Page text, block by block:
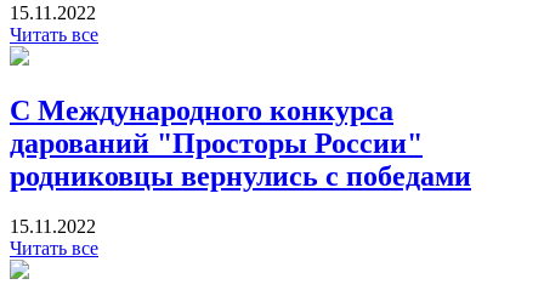
15.11.2022
Читать все
С Международного конкурса
дарований "Просторы России"
родниковцы вернулись с победами
15.11.2022
Читать все